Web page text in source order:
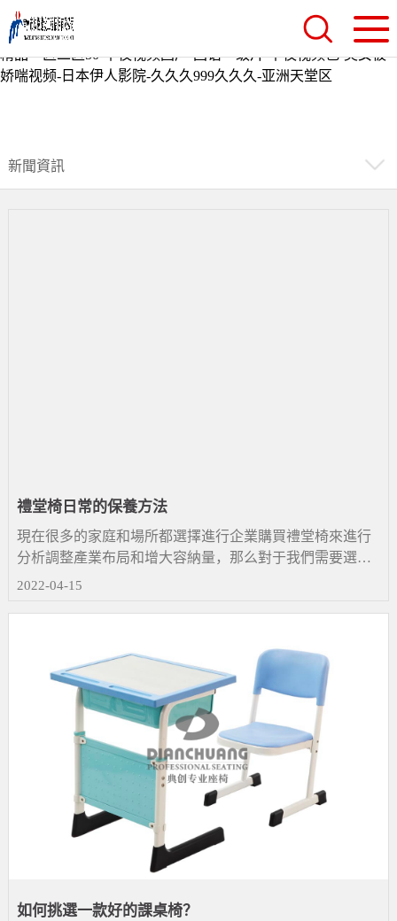
好吊视频一区二区三区-亚洲四区-97超碰在线播放-亚洲啊v-免费
理论片-在线观看中文字幕av-国产黄色小视频在线观看-无码人妻
精品一区二区50-午夜视频国产-国语一级片-午夜视频色-美女被
娇喘视频-日本伊人影院-久久久999久久久-亚洲天堂区
新聞資訊
禮堂椅日常的保養方法
現在很多的家庭和場所都選擇進行企業購買禮堂椅來進行
分析調整產業布局和增大容納量，那么對于我們需要選擇
家具禮堂椅?應該怎么選擇呢？購買之后應該在去保養比較
2022-04-15
如何挑選一款好的課桌椅？